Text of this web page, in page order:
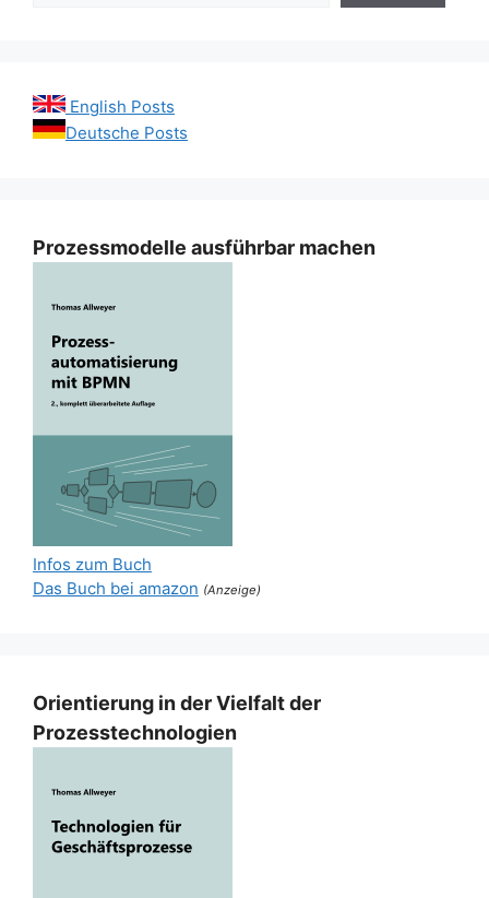
English Posts
Deutsche Posts
Prozessmodelle ausführbar machen
Infos zum Buch
Das Buch bei amazon (Anzeige)
Orientierung in der Vielfalt der
Prozesstechnologien